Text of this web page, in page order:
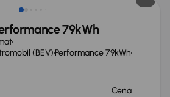
79kWh
(BEV) Performance 79kWh
Cena